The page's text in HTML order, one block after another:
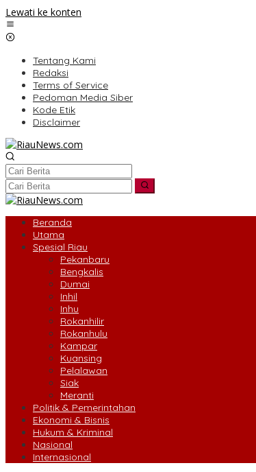
Lewati ke konten
Tentang Kami
Redaksi
Terms of Service
Pedoman Media Siber
Kode Etik
Disclaimer
Beranda
Utama
Spesial Riau
Pekanbaru
Bengkalis
Dumai
Inhil
Inhu
Rokanhilir
Rokanhulu
Kampar
Kuansing
Pelalawan
Siak
Meranti
Politik & Pemerintahan
Ekonomi & Bisnis
Hukum & Kriminal
Nasional
Internasional